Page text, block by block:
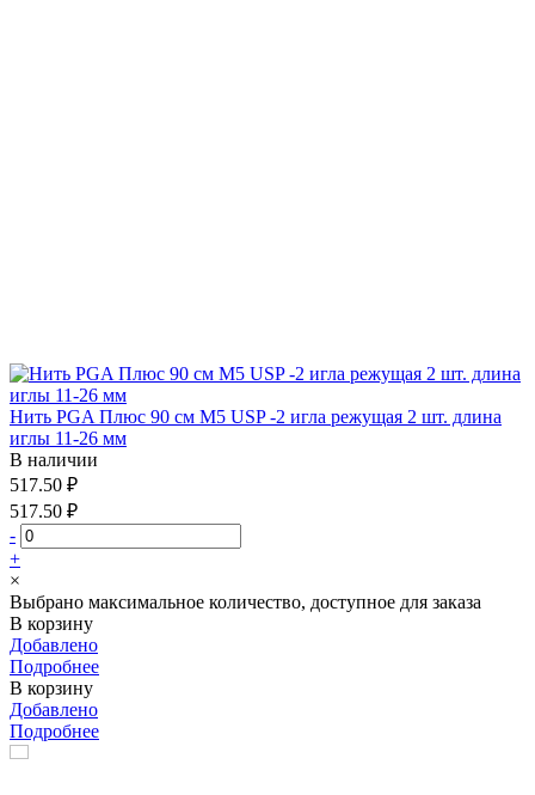
Нить PGA Плюс 90 см М5 USP -2 игла режущая 2 шт. длина
иглы 11-26 мм
В наличии
517.50 ₽
517.50 ₽
-
+
×
Выбрано максимальное количество, доступное для заказа
В корзину
Добавлено
Подробнее
В корзину
Добавлено
Подробнее